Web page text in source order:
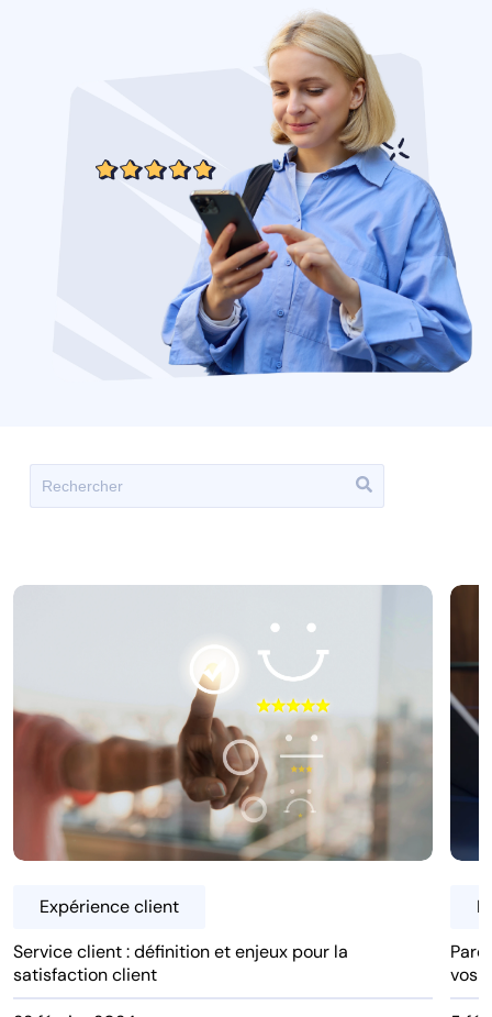
Il s'agit d'un champ de recherche auquel est associée
Expérience client
Service client : définition et enjeux pour la
satisfaction client
vos